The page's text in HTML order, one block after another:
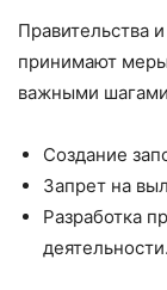
Правительства
принимают
важными
Создание
Запрет на
Разработка
деятельности.